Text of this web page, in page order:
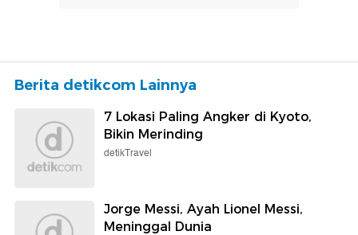
Berita detikcom Lainnya
7 Lokasi Paling Angker di Kyoto,
Bikin Merinding
detikTravel
Jorge Messi, Ayah Lionel Messi,
Meninggal Dunia